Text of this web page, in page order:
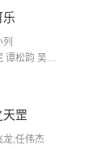
乐
冯雷 李虎城 平安 小七 小可乐
天罡
龙;任伟杰